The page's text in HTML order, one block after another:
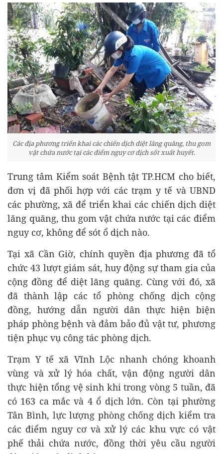
Các địa phương triển khai các chiến dịch diệt lăng quăng, thu gom
vật chứa nước tại các điểm nguy cơ dịch sốt xuất huyết.
Trung tâm Kiểm soát Bệnh tật TP.HCM cho biết,
đơn vị đã phối hợp với các trạm y tế và UBND
các phường, xã để triển khai các chiến dịch diệt
lăng quăng, thu gom vật chứa nước tại các điểm
nguy cơ, không để sót ổ dịch nào.
Tại xã Cần Giờ, chính quyền địa phương đã tổ
chức 43 lượt giám sát, huy động sự tham gia của
cộng đồng để diệt lăng quăng. Cùng với đó, xã
đã thành lập các tổ phòng chống dịch cộng
đồng, hướng dẫn người dân thực hiện biện
pháp phòng bệnh và đảm bảo đủ vật tư, phương
tiện phục vụ công tác phòng dịch.
Trạm Y tế xã Vĩnh Lộc nhanh chóng khoanh
vùng và xử lý hóa chất, vận động người dân
thực hiện tổng vệ sinh khi trong vòng 5 tuần, đã
có 163 ca mắc và 4 ổ dịch lớn. Còn tại phường
Tân Bình, lực lượng phòng chống dịch kiểm tra
các điểm nguy cơ và xử lý các khu vực có vật
phế thải chứa nước, đồng thời yêu cầu người